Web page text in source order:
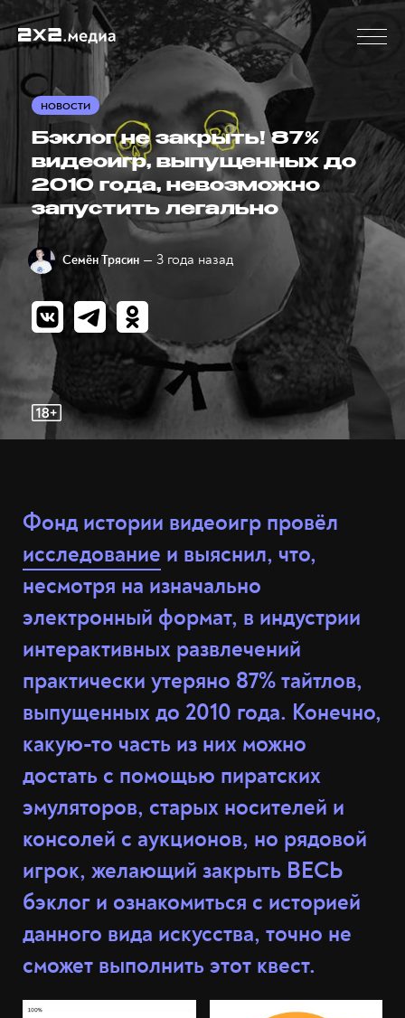
НОВОСТИ
Бэклог не закрыть! 87%
видеоигр, выпущенных до
2010 года, невозможно
запустить легально
Семён Трясин — 3 года назад
Фонд истории видеоигр провёл
исследование и выяснил, что,
несмотря на изначально
электронный формат, в индустрии
интерактивных развлечений
практически утеряно 87% тайтлов,
выпущенных до 2010 года. Конечно,
какую-то часть из них можно
достать с помощью пиратских
эмуляторов, старых носителей и
консолей с аукционов, но рядовой
игрок, желающий закрыть ВЕСЬ
бэклог и ознакомиться с историей
данного вида искусства, точно не
сможет выполнить этот квест.